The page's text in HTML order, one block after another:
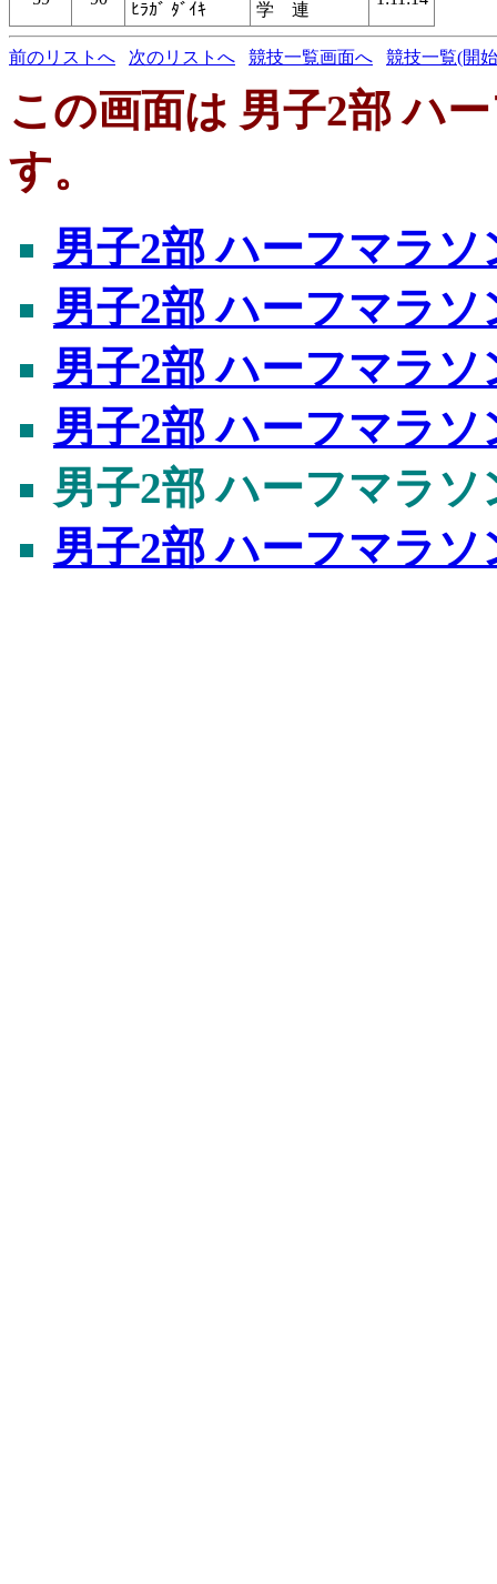
ﾋﾗｶﾞ ﾀﾞｲｷ
学 連
前のリストへ 次のリストへ 競技一覧画面へ 競技一覧(開
この画面は 男子2部 ハ
す。
男子2部 ハーフマラソ
男子2部 ハーフマラ
男子2部 ハーフマラ
男子2部 ハーフマラ
男子2部 ハーフマラ
男子2部 ハーフマラ